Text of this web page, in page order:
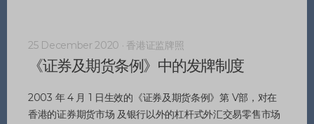
25 December 2020 · 香港证监牌照
《证券及期货条例》中的发牌制度
2003 年 4 月 1 日生效的《证券及期货条例》第 V部，对在
香港的证券期货市场 及银行以外的杠杆式外汇交易零售市场